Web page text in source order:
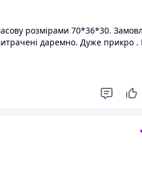
розмірами 70*36*30.
даремно. Дуже прикро